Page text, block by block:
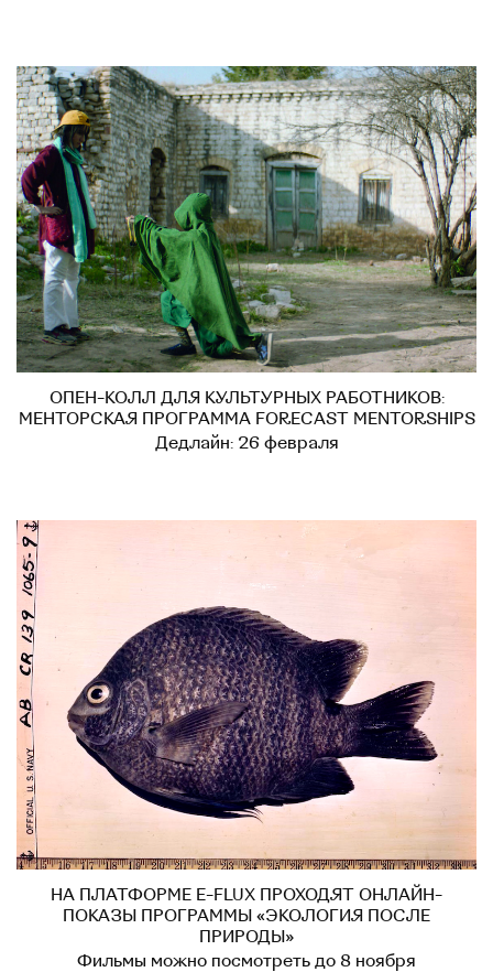
ОПЕН-КОЛЛ ДЛЯ КУЛЬТУРНЫХ РАБОТНИКОВ:
МЕНТОРСКАЯ ПРОГРАММА FORECAST MENTORSHIPS
Дедлайн: 26 февраля
НА ПЛАТФОРМЕ E-FLUX ПРОХОДЯТ ОНЛАЙН-
ПОКАЗЫ ПРОГРАММЫ «ЭКОЛОГИЯ ПОСЛЕ
ПРИРОДЫ»
Фильмы можно посмотреть до 8 ноября